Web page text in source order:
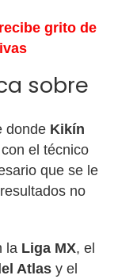
grito de
sobre
donde Kikín
el técnico
que se le
no
la Liga MX, el
Atlas y el